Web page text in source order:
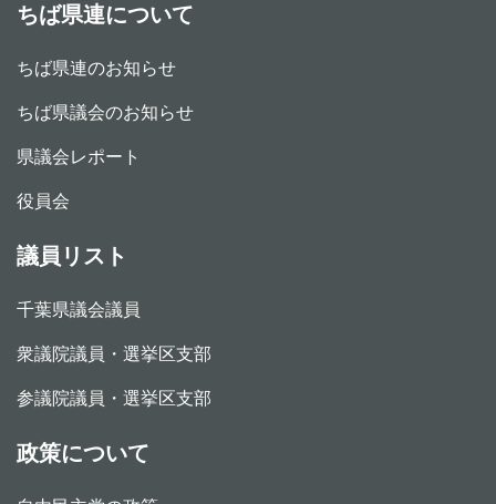
ちば県連について
ちば県連のお知らせ
ちば県議会のお知らせ
県議会レポート
役員会
議員リスト
千葉県議会議員
衆議院議員・選挙区支部
参議院議員・選挙区支部
政策について